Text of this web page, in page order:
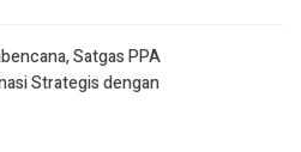
Satgas PPA
Strategis dengan